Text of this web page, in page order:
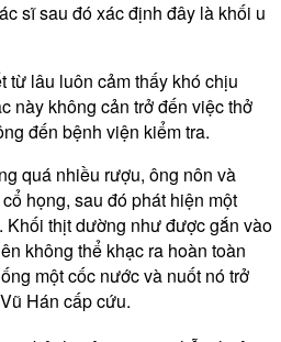
sĩ sau đó xác định đây là khối u
từ lâu luôn cảm thấy khó chịu
này không cản trở đến việc thở
đến bệnh viện kiểm tra.
quá nhiều rượu, ông nôn và
họng, sau đó phát hiện một
Khối thịt dường như được gắn vào
không thể khạc ra hoàn toàn
một cốc nước và nuốt nó trở
Hán cấp cứu.